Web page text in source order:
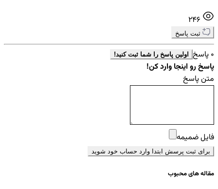
ثبت پاسخ
0 پاسخ اولین پاسخ را شما ثبت کنید!
پاسخ رو اینجا وارد کن!
متن پاسخ
فایل ضمیمه
برای ثبت پرسش ابتدا وارد حساب خود شوید
مقاله های محبوب